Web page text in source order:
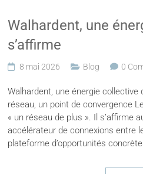
Walhardent, une
s’affirme
8 mai 2026 Blog 0
Walhardent, une énergie collective
réseau, un point de convergence
« un réseau de plus ». Il s’affirme
accélérateur de connexions entre
plateforme d’opportunités